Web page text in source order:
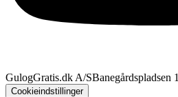
GulogGratis.dk A/SBanegårdspladsen 1
Cookieindstillinger